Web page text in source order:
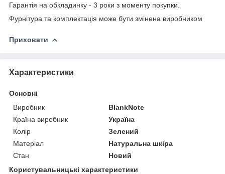
Гарантія на обкладинку - 3 роки з моменту покупки.
Фурнітура та комплектація може бути змінена виробником
Приховати
Характеристики
Основні
Виробник
BlankNote
Країна виробник
Україна
Колір
Зелений
Матеріал
Натуральна шкіра
Стан
Новий
Користувальницькі характеристики